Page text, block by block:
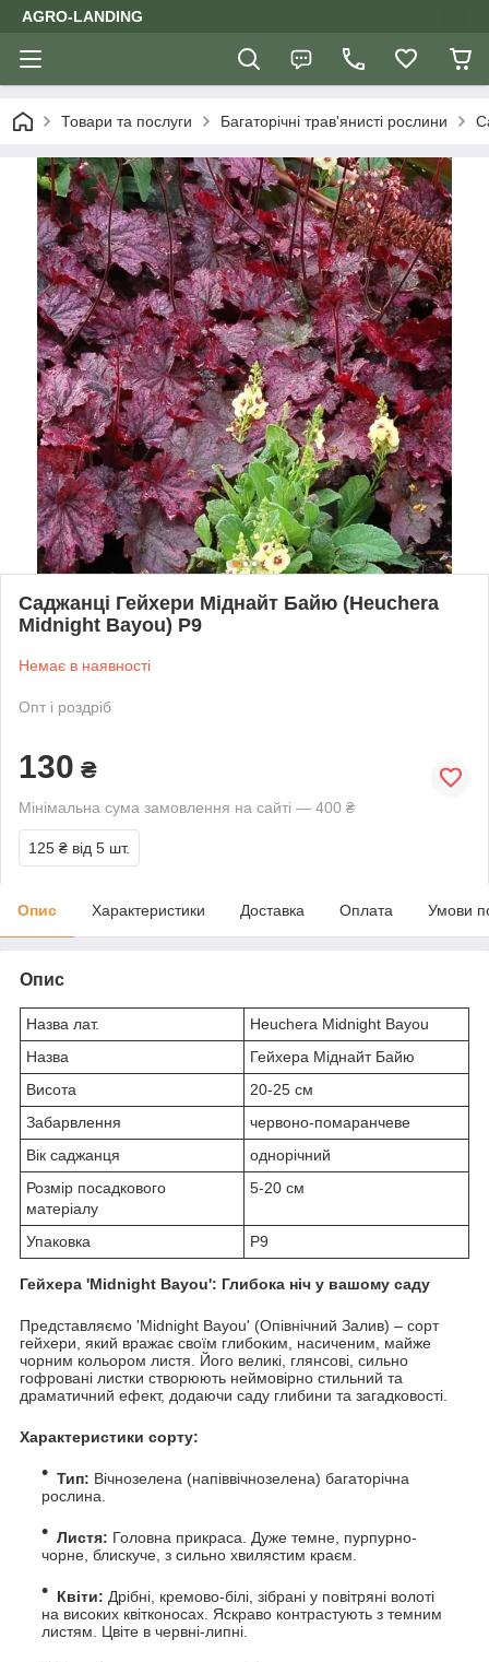
AGRO-LANDING
Товари та послуги Багаторічні трав'янисті рослини
Саджанці Гейхери Міднайт Байю (Heuchera
Midnight Bayou) P9
Немає в наявності
Опт і роздріб
130 ₴
Мінімальна сума замовлення на сайті — 400 ₴
125 ₴ від 5 шт.
Опис Характеристики Доставка Оплата Умови
Опис
Назва лат.
Heuchera Midnight Bayou
Назва
Гейхера Міднайт Байю
Висота
20-25 см
Забарвлення
червоно-помаранчеве
Вік саджанця
однорічний
Розмір посадкового
матеріалу
5-20 см
Упаковка P9
Гейхера 'Midnight Bayou': Глибока ніч у вашому саду
Представляємо 'Midnight Bayou' (Опівнічний Залив) – сорт
гейхери, який вражає своїм глибоким, насиченим, майже
чорним кольором листя. Його великі, глянсові, сильно
гофровані листки створюють неймовірно стильний та
драматичний ефект, додаючи саду глибини та загадковості.
Характеристики сорту:
Тип: Вічнозелена (напіввічнозелена) багаторічна
рослина.
Листя: Головна прикраса. Дуже темне, пурпурно-
чорне, блискуче, з сильно хвилястим краєм.
Квіти: Дрібні, кремово-білі, зібрані у повітряні волоті
на високих квітконосах. Яскраво контрастують з темним
листям. Цвіте в червні-липні.